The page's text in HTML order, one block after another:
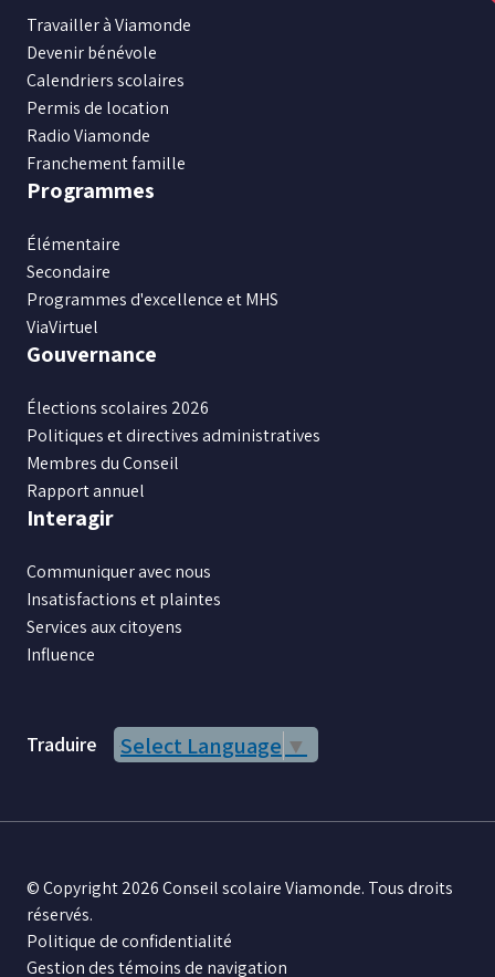
sur
Facebook
sur
Instagram
sur
X
sur
Travailler à Viamonde
Devenir bénévole
Calendriers scolaires
Permis de location
Radio Viamonde
Franchement famille
Programmes
Élémentaire
Secondaire
Programmes d'excellence et MHS
ViaVirtuel
Gouvernance
Élections scolaires 2026
Politiques et directives administratives
Membres du Conseil
Rapport annuel
Interagir
Communiquer avec nous
Insatisfactions et plaintes
Services aux citoyens
Influence
Traduire Select Language ▼
© Copyright 2026 Conseil scolaire Viamonde. Tous droits
réservés.
Politique de confidentialité
Gestion des témoins de navigation